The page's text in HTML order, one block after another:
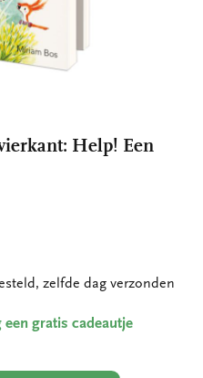
Help! Een
zelfde dag verzonden
gratis cadeautje